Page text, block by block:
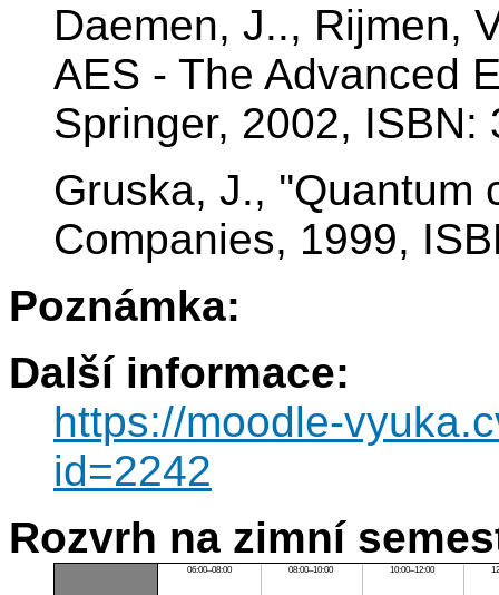
Daemen, J.., Rijmen,
AES - The Advanced
Springer, 2002, ISBN:
Gruska, J., ''Quantum
Companies, 1999,
Poznámka:
Další informace:
https://moodle-
id=2242
Rozvrh na zimní
06:00–08:00 08:00–10:00 10:00–12:00